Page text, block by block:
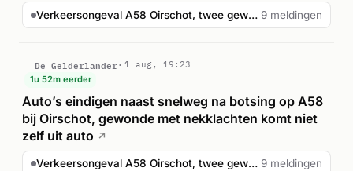
Verkeersongeval A58 Oirschot, twee gewonden 9 meldingen
De Gelderlander
1 aug, 19:23
1u 52m eerder
Auto’s eindigen naast snelweg na botsing op A58
bij Oirschot, gewonde met nekklachten komt niet
zelf uit auto ↗
Verkeersongeval A58 Oirschot, twee gewonden 9 meldingen